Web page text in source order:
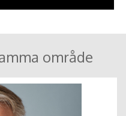
område